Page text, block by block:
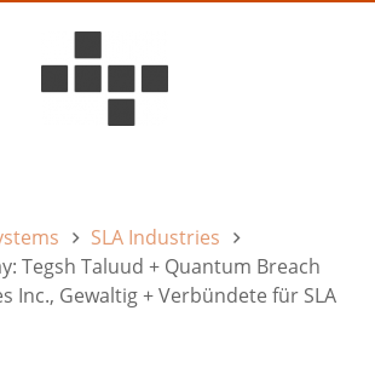
SLA Industries
Tegsh Taluud + Quantum Breach
Inc., Gewaltig + Verbündete für SLA